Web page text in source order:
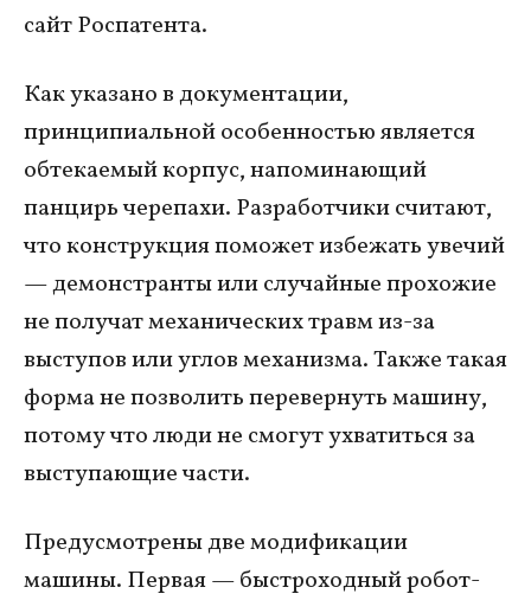
сайт Роспатента.
Как указано в документации,
принципиальной особенностью является
обтекаемый корпус, напоминающий
панцирь черепахи. Разработчики считают,
что конструкция поможет избежать увечий
— демонстранты или случайные прохожие
не получат механических травм из-за
выступов или углов механизма. Также такая
форма не позволить перевернуть машину,
потому что люди не смогут ухватиться за
выступающие части.
Предусмотрены две модификации
машины. Первая — быстроходный робот-